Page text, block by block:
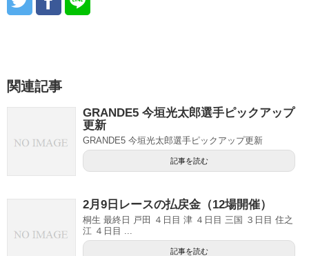
関連記事
GRANDE5 今垣光太郎選手ピックアップ
更新
GRANDE5 今垣光太郎選手ピックアップ更新
記事を読む
2月9日レースの払戻金（12場開催）
桐生 最終日 戸田 ４日目 津 ４日目 三国 ３日目 住之
江 ４日目 ...
記事を読む